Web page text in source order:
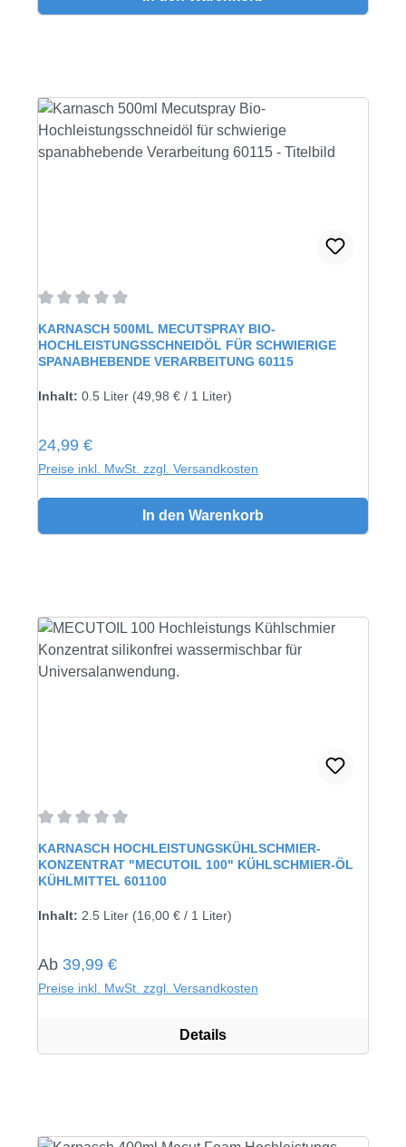
KARNASCH 500ML MECUTSPRAY BIO-
HOCHLEISTUNGSSCHNEIDÖL FÜR SCHWIERIGE
SPANABHEBENDE VERARBEITUNG 60115
Inhalt: 0.5 Liter (49,98 € / 1 Liter)
Regulärer Preis:
24,99 €
Preise inkl. MwSt. zzgl. Versandkosten
In den Warenkorb
Durchschnittliche Bewertung von 0 von 5 Sternen
KARNASCH HOCHLEISTUNGSKÜHLSCHMIER-
KONZENTRAT "MECUTOIL 100" KÜHLSCHMIER-ÖL
KÜHLMITTEL 601100
Inhalt: 2.5 Liter (16,00 € / 1 Liter)
Regulärer Preis:
Ab 39,99 €
Preise inkl. MwSt. zzgl. Versandkosten
Details